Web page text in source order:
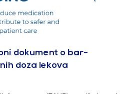
dokument o bar-
doza lekova